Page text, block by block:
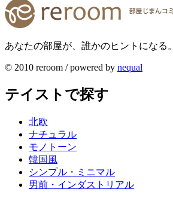
あなたの部屋が、誰かのヒントになる。
© 2010 reroom / powered by nequal
テイストで探す
北欧
ナチュラル
モノトーン
韓国風
シンプル・ミニマル
男前・インダストリアル